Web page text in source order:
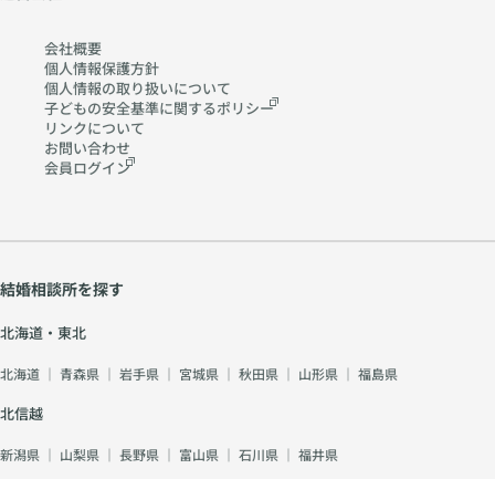
会社概要
個人情報保護方針
個人情報の取り扱いについて
子どもの安全基準に関するポリシー
リンクについて
お問い合わせ
会員ログイン
結婚相談所を探す
北海道・東北
北海道 ｜ 青森県 ｜ 岩手県 ｜ 宮城県 ｜ 秋田県 ｜ 山形県 ｜ 福島県
北信越
新潟県 ｜ 山梨県 ｜ 長野県 ｜ 富山県 ｜ 石川県 ｜ 福井県